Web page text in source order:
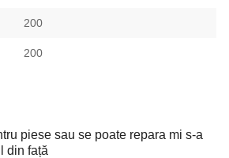
200
200
piese sau se poate repara mi s-a
din față